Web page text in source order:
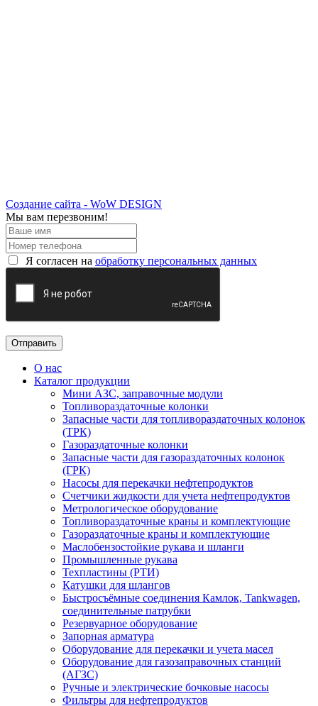
Создание сайта - WoW DESIGN
Мы вам перезвоним!
Я согласен на обработку персональных данных
О нас
Каталог продукции
Мини АЗС, заправочные модули
Топливораздаточные колонки
Запасные части для топливораздаточных колонок
(ТРК)
Газораздаточные колонки
Запасные части для газораздаточных колонок
(ГРК)
Насосы для перекачки нефтепродуктов
Счетчики жидкости для учета нефтепродуктов
Метрологическое оборудование
Топливораздаточные краны и комплектующие
Газораздаточные краны и комплектующие
Маслобензостойкие рукава и шланги
Промышленные рукава
Техпластины (РТИ)
Катушки для шлангов
Быстросъёмные соединения Камлок, Tankwagen,
соединительные патрубки
Резервуарное оборудование
Запорная арматура
Оборудование для перекачки и учета масел
Оборудование для газозаправочных станций
(АГЗС)
Ручные и электрические бочковые насосы
Фильтры для нефтепродуктов